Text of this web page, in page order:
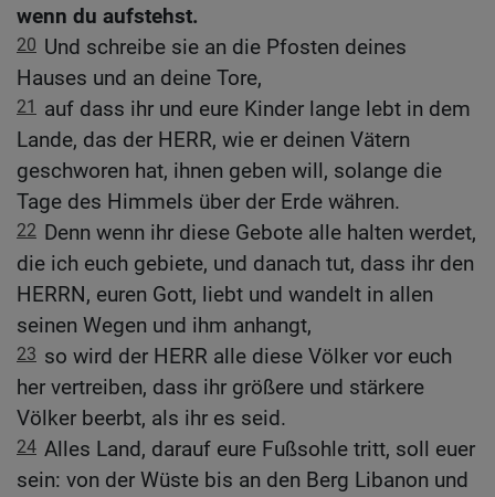
wenn du aufstehst.
20 Und schreibe sie an die Pfosten deines
Hauses und an deine Tore,
21
auf dass ihr und eure Kinder lange lebt in dem
Lande, das der HERR, wie er deinen Vätern
geschworen hat, ihnen geben will, solange die
Tage des Himmels über der Erde währen.
22 Denn wenn ihr diese Gebote alle halten werdet,
die ich euch gebiete, und danach tut, dass ihr den
HERRN, euren Gott, liebt und wandelt in allen
seinen Wegen und ihm anhangt,
23 so wird der HERR alle diese Völker vor euch
her vertreiben, dass ihr größere und stärkere
Völker beerbt, als ihr es seid.
24 Alles Land, darauf eure Fußsohle tritt, soll euer
sein: von der Wüste bis an den Berg Libanon und